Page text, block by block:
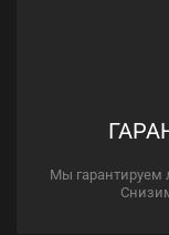
Мы гарантируем